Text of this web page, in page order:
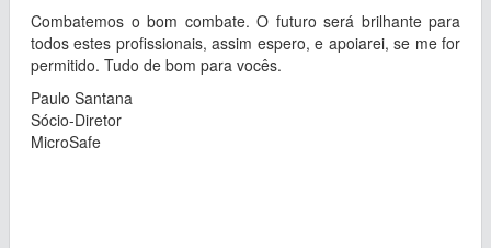
Combatemos o bom combate. O futuro será brilhante para
todos estes profissionais, assim espero, e apoiarei, se me for
permitido. Tudo de bom para vocês.
Paulo Santana
Sócio-Diretor
MicroSafe